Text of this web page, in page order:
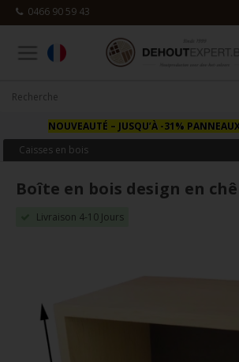
0466 90 59 43
NOUVEAUTÉ – JUSQU’À -31%
Caisses en bois
Boîte en bois design en
Livraison 4-10 Jours